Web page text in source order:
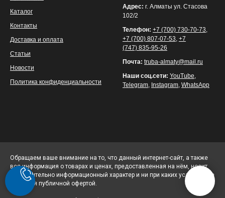
Каталог
Контакты
Доставка и оплата
Статьи
Новости
Политика конфиденциальности
Адрес: г. Алматы ул. Стасова
102/2
Телефон: +7 (700) 730-70-73,
+7 (700) 807-07-53, +7
(747) 835-95-26
Почта: truba-almaty@mail.ru
Наши соц.сети: YouTube,
Telegram, Instagram, WhatsApp
Обращаем ваше внимание на то, что данный интернет-сайт, а также
вся информация о товарах и ценах, предоставленная на нём, носит
исключительно информационный характер и ни при каких условиях не
является публичной офертой.